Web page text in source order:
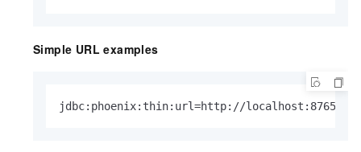
Simple URL examples
jdbc:phoenix:thin:url=http://